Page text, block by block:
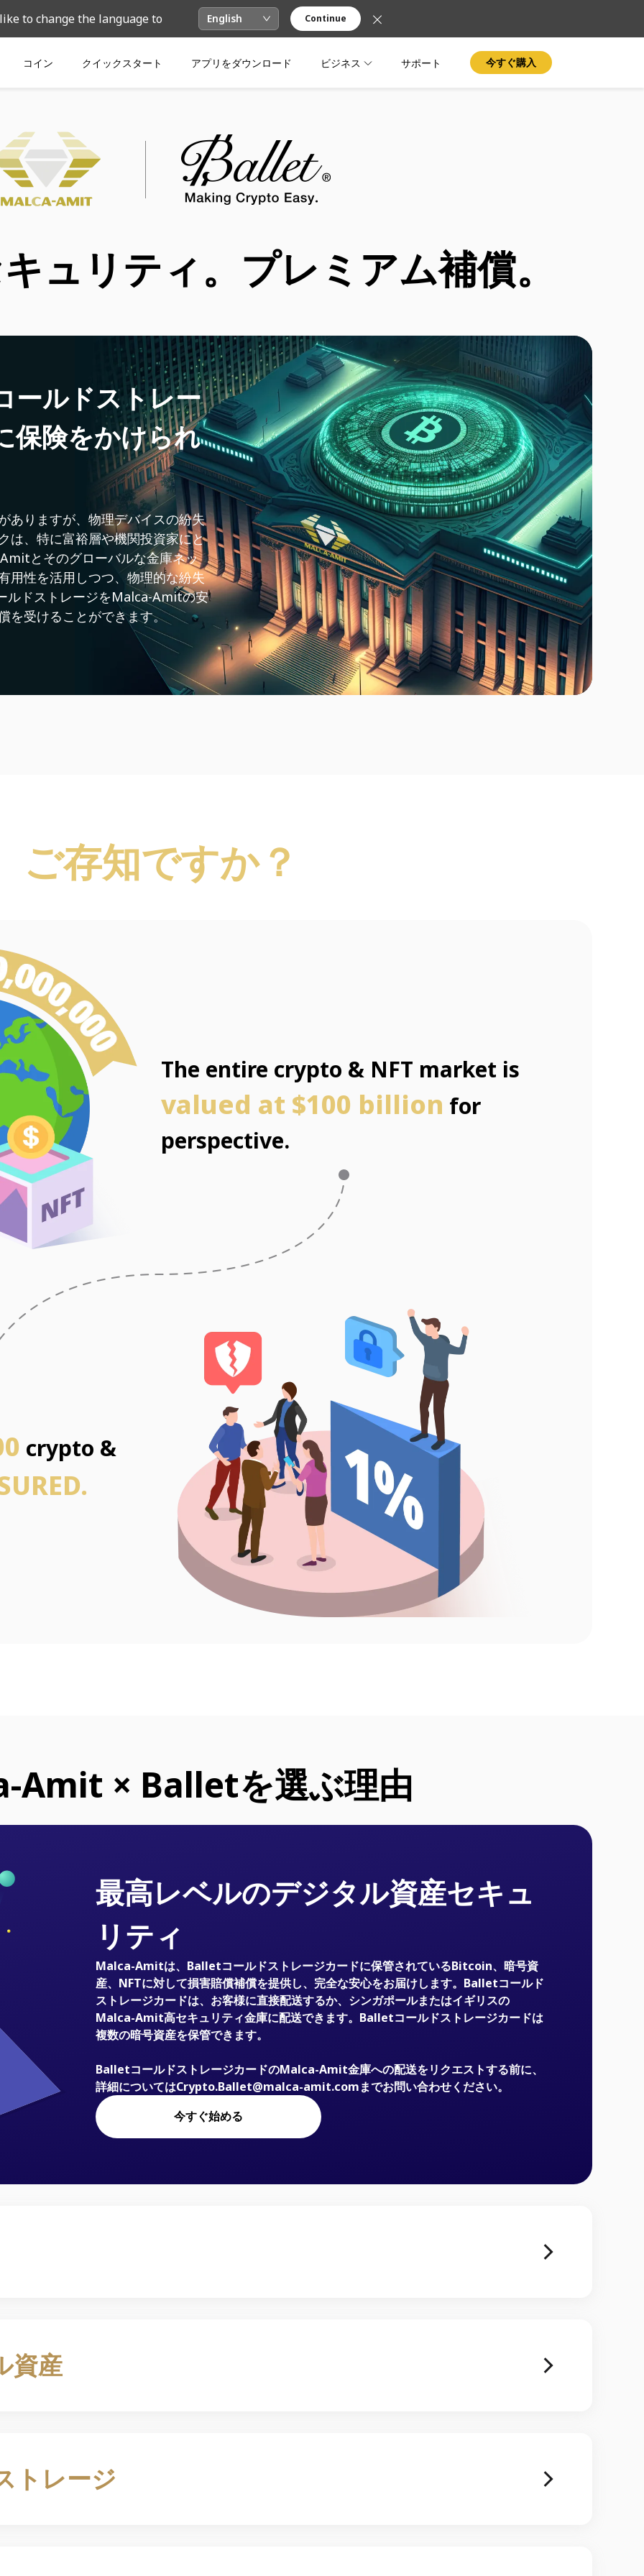
to change the language to English Continue
コイン クイックスタート アプリをダウンロード ビジネス サポート 今すぐ購入
ュリティ。プレミアム補償。
ールドストレー
保険をかけられ
ありますが、物理デバイスの紛失
は、特に富裕層や機関投資家にと
とそのグローバルな金庫ネッ
用性を活用しつつ、物理的な紛失
ルドストレージをMalca-Amitの安
を受けることができます。
ご存知ですか？
The entire crypto & NFT market is
valued at $100 billion for
perspective.
crypto &
Amit × Balletを選ぶ理由
最高レベルのデジタル資産セキュ
リティ
Malca-Amitは、Balletコールドストレージカードに保管されているBitcoin、暗号資
産、NFTに対して損害賠償補償を提供し、完全な安心をお届けします。Balletコールド
ストレージカードは、お客様に直接配送するか、シンガポールまたはイギリスの
Malca-Amit高セキュリティ金庫に配送できます。Balletコールドストレージカードは
複数の暗号資産を保管できます。
BalletコールドストレージカードのMalca-Amit金庫への配送をリクエストする前に、
詳細についてはCrypto.Ballet@malca-amit.comまでお問い合わせください。
今すぐ始める
資産
トレージ